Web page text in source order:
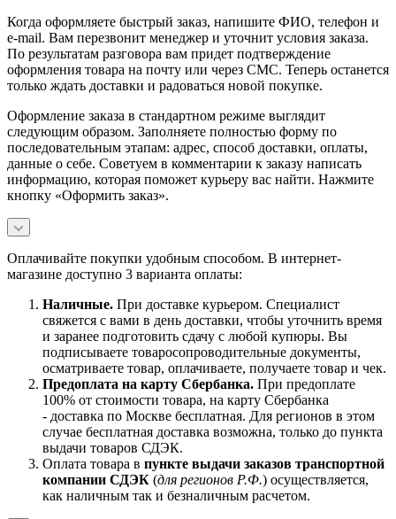
Когда оформляете быстрый заказ, напишите ФИО, телефон и
e-mail. Вам перезвонит менеджер и уточнит условия заказа.
По результатам разговора вам придет подтверждение
оформления товара на почту или через СМС. Теперь останется
только ждать доставки и радоваться новой покупке.
Оформление заказа в стандартном режиме выглядит
следующим образом. Заполняете полностью форму по
последовательным этапам: адрес, способ доставки, оплаты,
данные о себе. Советуем в комментарии к заказу написать
информацию, которая поможет курьеру вас найти. Нажмите
кнопку «Оформить заказ».
Оплачивайте покупки удобным способом. В интернет-
магазине доступно 3 варианта оплаты:
Наличные. При доставке курьером. Специалист
свяжется с вами в день доставки, чтобы уточнить время
и заранее подготовить сдачу с любой купюры. Вы
подписываете товаросопроводительные документы,
осматриваете товар, оплачиваете, получаете товар и чек.
Предоплата на карту Сбербанка. При предоплате
100% от стоимости товара, на карту Сбербанка
- доставка по Москве бесплатная. Для регионов в этом
случае бесплатная доставка возможна, только до пункта
выдачи товаров СДЭК.
Оплата товара в пункте выдачи заказов транспортной
компании СДЭК (для регионов Р.Ф.) осуществляется,
как наличным так и безналичным расчетом.